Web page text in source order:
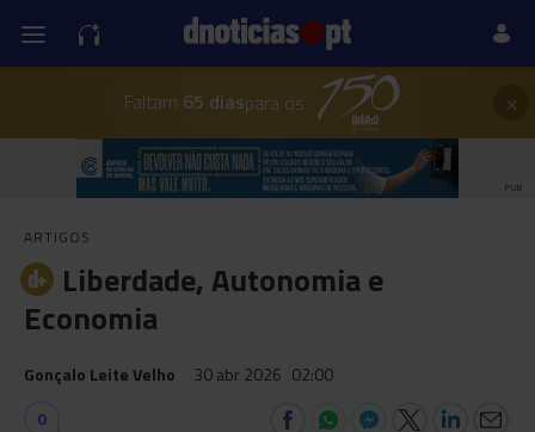
Faltam 65 diaspara os ×
PUB
ARTIGOS
Liberdade, Autonomia e
Economia
Gonçalo Leite Velho 30 abr 2026 02:00
0